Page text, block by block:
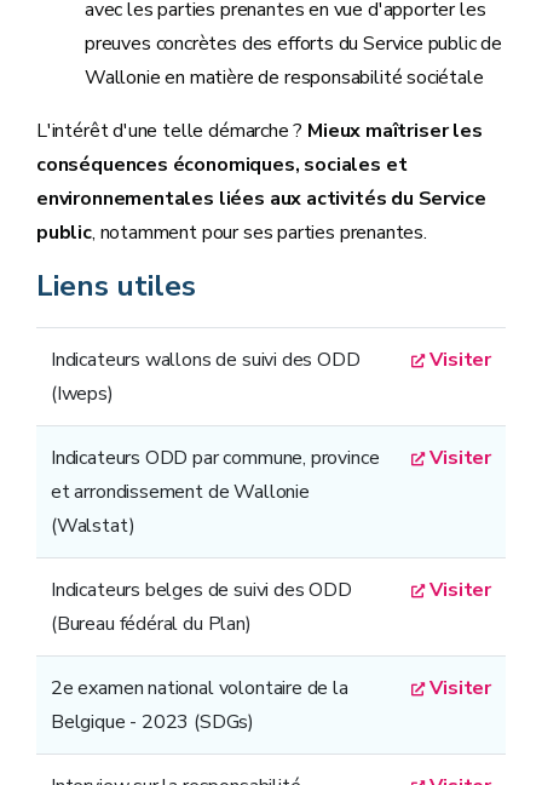
fiches-indicateurs détaillées ;
Des messages-clés, issus des membres
Partenariat wallon pour le
développement durable, pour accélérer la
mise en œuvre des ODD en Wallonie.
avec les parties prenantes en vue d'apporter les
preuves concrètes des efforts du Service public de
Wallonie en matière de responsabilité sociétale
L'intérêt d'une telle démarche ? Mieux maîtriser les
conséquences économiques, sociales et
environnementales liées aux activités du Service
public, notamment pour ses parties prenantes.
Liens utiles
Indicateurs wallons de suivi des ODD
(Iweps)
Visiter
Indicateurs ODD par commune, province
et arrondissement de Wallonie
(Walstat)
Visiter
Indicateurs belges de suivi des ODD
(Bureau fédéral du Plan)
Visiter
2e examen national volontaire de la
Belgique - 2023 (SDGs)
Visiter